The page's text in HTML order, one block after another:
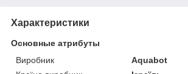
Характеристики
Основные атрибуты
Виробник
Aquabot